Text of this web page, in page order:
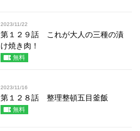
2023/11/22
第１２９話 これが大人の三種の漬
け焼き肉！
無料
2023/11/16
第１２８話 整理整頓五目釜飯
無料